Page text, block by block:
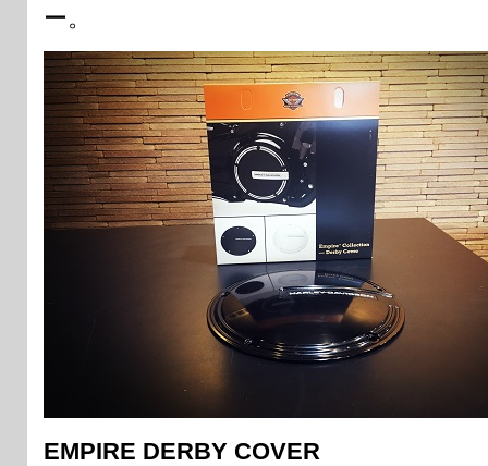
ー。
EMPIRE DERBY COVER